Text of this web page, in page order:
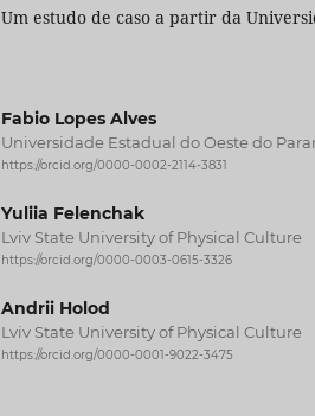
Um estudo de caso a partir da
Fabio Lopes Alves
Universidade Estadual do Oeste do
https://orcid.org/0000-0002-2114-3831
Yuliia Felenchak
Lviv State University of Physical Culture
https://orcid.org/0000-0003-0615-3326
Andrii Holod
Lviv State University of Physical Culture
https://orcid.org/0000-0001-9022-3475